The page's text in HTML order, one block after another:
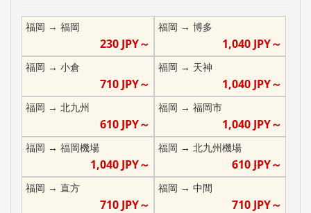
福岡 → 福岡
230JPY～
福岡 → 博多
1,040 JPY～
福岡 → 小倉
710JPY～
福岡 → 天神
1,040 JPY～
福岡 → 北九州
610JPY～
福岡 → 福岡市
1,040 JPY～
福岡 → 福岡機場
1,040JPY～
福岡 → 北九州機場
610 JPY～
福岡 → 直方
710JPY～
福岡 → 中間
710 JPY～